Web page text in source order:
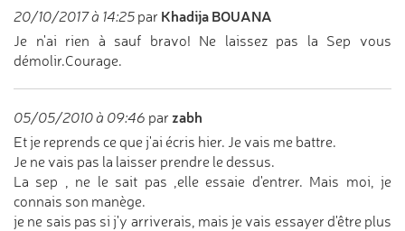
20/10/2017 à 14:25 par Khadija BOUANA
Je n'ai rien à sauf bravo! Ne laissez pas la Sep vous
démolir.Courage.
05/05/2010 à 09:46 par zabh
Et je reprends ce que j'ai écris hier. Je vais me battre.
Je ne vais pas la laisser prendre le dessus.
La sep , ne le sait pas ,elle essaie d'entrer. Mais moi, je
connais son manège.
je ne sais pas si j'y arriverais, mais je vais essayer d'être plus